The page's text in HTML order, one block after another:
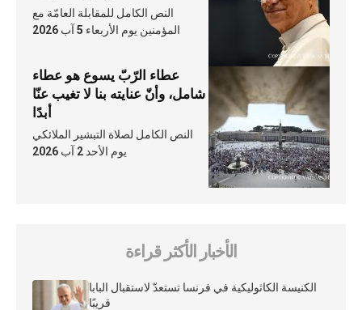
النص الكامل للمقابلة العامّة مع
المؤمنين يوم الأربعاء 5 آب 2026
عطاء الرّبّ يسوع هو عطاء
شامل، وأنّ عنايته بنا لا تغيب عنّا
أبدًا
النص الكامل لصلاة التبشير الملائكي
يوم الأحد 2 آب 2026
الأخبار الأكثر قراءة
الكنيسة الكاثوليكية في فرنسا تستعدّ لاستقبال البابا
قريبًا